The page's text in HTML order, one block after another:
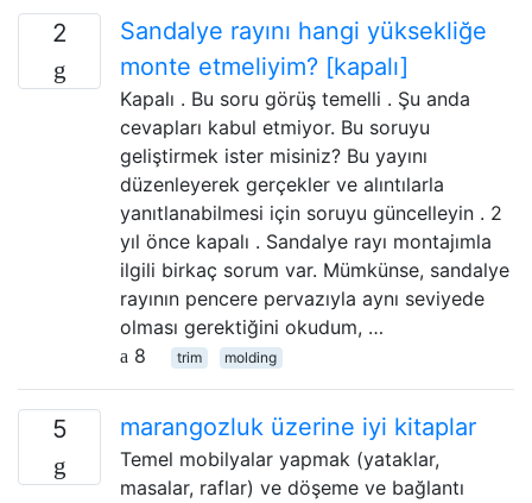
2
Sandalye rayını hangi yüksekliğe
monte etmeliyim? [kapalı]
Kapalı . Bu soru görüş temelli . Şu anda
cevapları kabul etmiyor. Bu soruyu
geliştirmek ister misiniz? Bu yayını
düzenleyerek gerçekler ve alıntılarla
yanıtlanabilmesi için soruyu güncelleyin . 2
yıl önce kapalı . Sandalye rayı montajımla
ilgili birkaç sorum var. Mümkünse, sandalye
rayının pencere pervazıyla aynı seviyede
olması gerektiğini okudum, …
8
trim molding
5 marangozluk üzerine iyi kitaplar
Temel mobilyalar yapmak (yataklar,
masalar, raflar) ve döşeme ve bağlantı